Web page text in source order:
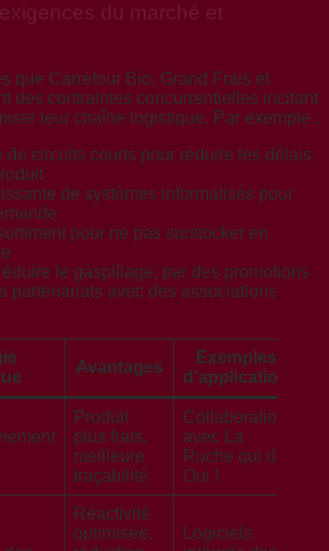
du marché et
que Carrefour Bio, Grand Frais et
des contraintes concurrentielles incitant
leur chaîne logistique. Par exemple :
de circuits courts pour réduire les délais
de systèmes informatisés pour
pour ne pas surstocker en
le gaspillage, par des promotions
partenariats avec des associations
Avantages
Exemples
d’application
Produit
plus frais,
meilleure
traçabilité
Collaboration
avec La
Ruche qui dit
Oui !
Réactivité
optimisée,
Logiciels